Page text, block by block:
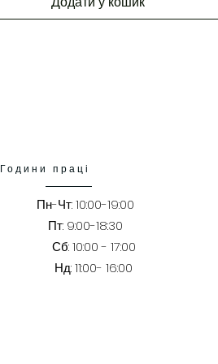
Години праці
Пн-Чт: 10:00-19:00
Пт: 9:00-18:30
​​Сб: 10:00 - 17:00
Нд: 11:00- 16:00